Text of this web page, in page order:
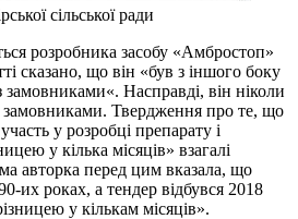
сільської ради
розробника засобу «Амбростоп»
сказано, що він «був з іншого боку
Насправді, він ніколи
Твердження про те, що
у розробці препарату і
у кілька місяців» взагалі
авторка перед цим вказала, що
их роках, а тендер відбувся 2018
у кількам місяців».